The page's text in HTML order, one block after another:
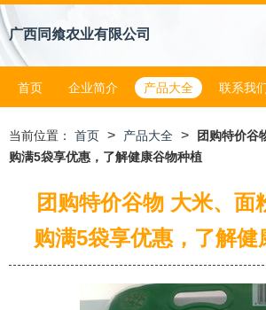
广西同飨农业有限公司
首页 企业简介 产品大全 联系我
当前位置： 首页 > 产品大全 >
团购特价谷
购满5袋享优惠，了解健康谷物种植
团购特价谷物 大米、面
购满5袋享优惠，了解健